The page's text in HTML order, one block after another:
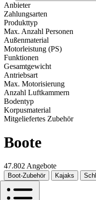
Anbieter
Zahlungsarten
Produkttyp
Max. Anzahl Personen
Außenmaterial
Motorleistung (PS)
Funktionen
Gesamtgewicht
Antriebsart
Max. Motorisierung
Anzahl Luftkammern
Bodentyp
Korpusmaterial
Mitgeliefertes Zubehör
Boote
47.802 Angebote
Boot-Zubehör Kajaks